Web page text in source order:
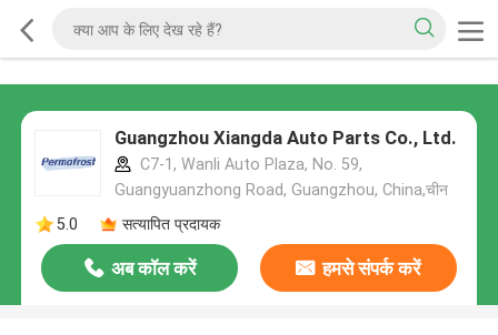
Guangzhou Xiangda Auto Parts Co., Ltd.
C7-1, Wanli Auto Plaza, No. 59,
Guangyuanzhong Road, Guangzhou, China,चीन
5.0
सत्यापित प्रदायक
अब कॉल करें हमसे संपर्क करें